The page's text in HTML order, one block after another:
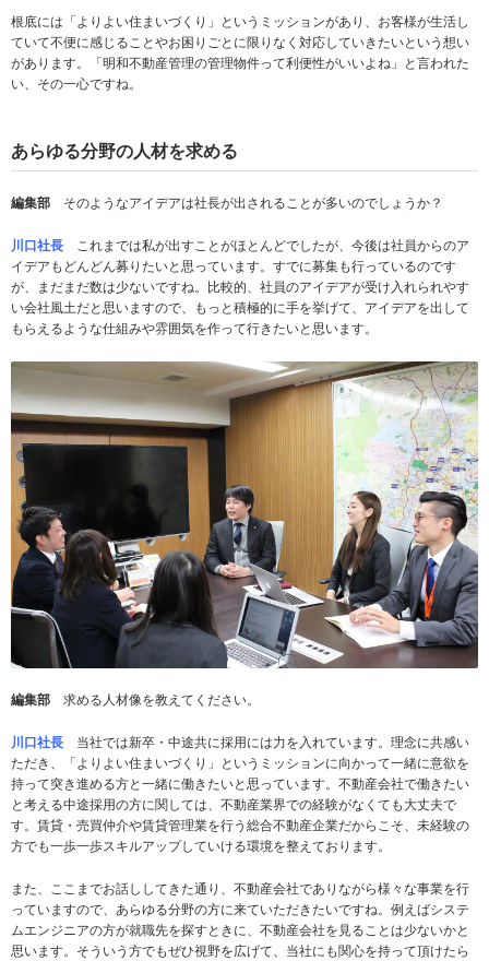
根底には「よりよい住まいづくり」というミッションがあり、お客様が生活し
ていて不便に感じることやお困りごとに限りなく対応していきたいという想い
があります。「明和不動産管理の管理物件って利便性がいいよね」と言われた
い、その一心ですね。
あらゆる分野の人材を求める
編集部 そのようなアイデアは社長が出されることが多いのでしょうか？
川口社長 これまでは私が出すことがほとんどでしたが、今後は社員からのア
イデアもどんどん募りたいと思っています。すでに募集も行っているのです
が、まだまだ数は少ないですね。比較的、社員のアイデアが受け入れられやす
い会社風土だと思いますので、もっと積極的に手を挙げて、アイデアを出して
もらえるような仕組みや雰囲気を作って行きたいと思います。
編集部 求める人材像を教えてください。
川口社長 当社では新卒・中途共に採用には力を入れています。理念に共感い
ただき、「よりよい住まいづくり」というミッションに向かって一緒に意欲を
持って突き進める方と一緒に働きたいと思っています。不動産会社で働きたい
と考える中途採用の方に関しては、不動産業界での経験がなくても大丈夫で
す。賃貸・売買仲介や賃貸管理業を行う総合不動産企業だからこそ、未経験の
方でも一歩一歩スキルアップしていける環境を整えております。
また、ここまでお話ししてきた通り、不動産会社でありながら様々な事業を行
っていますので、あらゆる分野の方に来ていただきたいですね。例えばシステ
ムエンジニアの方が就職先を探すときに、不動産会社を見ることは少ないかと
思います。そういう方でもぜひ視野を広げて、当社にも関心を持って頂けたら